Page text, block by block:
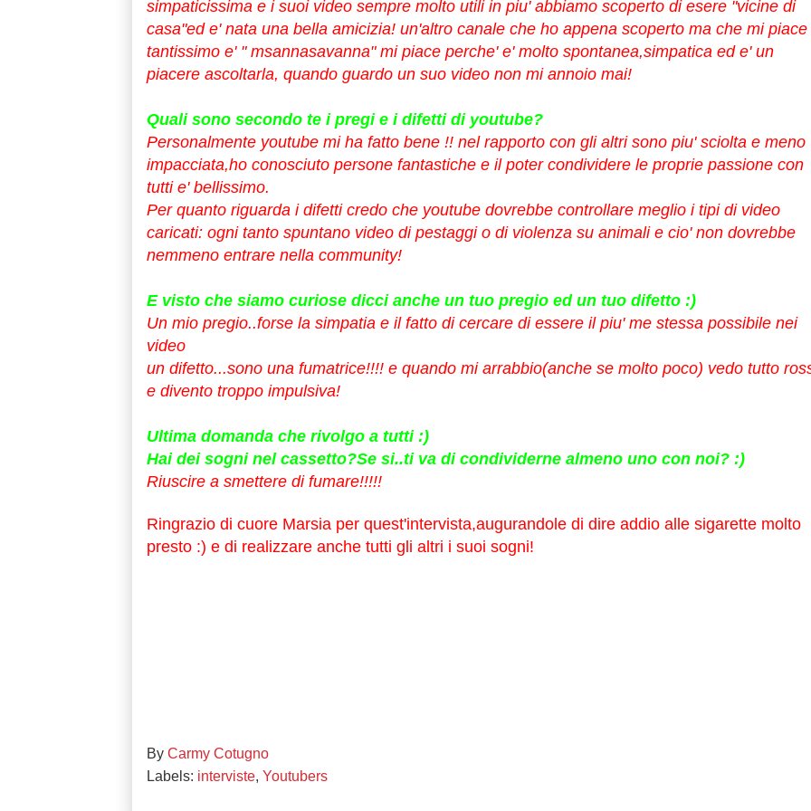
simpaticissima e i suoi video sempre molto utili in piu' abbiamo scoperto di esere "vicine di
casa"ed e' nata una bella amicizia! un'altro canale che ho appena scoperto ma che mi piace
tantissimo e' " msannasavanna" mi piace perche' e' molto spontanea,simpatica ed e' un
piacere ascoltarla, quando guardo un suo video non mi annoio mai!
Quali sono secondo te i pregi e i difetti di youtube?
Personalmente youtube mi ha fatto bene !! nel rapporto con gli altri sono piu' sciolta e meno
impacciata,ho conosciuto persone fantastiche e il poter condividere le proprie passione con
tutti e' bellissimo.
Per quanto riguarda i difetti credo che youtube dovrebbe controllare meglio i tipi di video
caricati: ogni tanto spuntano video di pestaggi o di violenza su animali e cio' non dovrebbe
nemmeno entrare nella community!
E visto che siamo curiose dicci anche un tuo pregio ed un tuo difetto :)
Un mio pregio..forse la simpatia e il fatto di cercare di essere il piu' me stessa possibile nei
video
un difetto...sono una fumatrice!!!! e quando mi arrabbio(anche se molto poco) vedo tutto
e divento troppo impulsiva!
Ultima domanda che rivolgo a tutti :)
Hai dei sogni nel cassetto?Se si..ti va di condividerne almeno uno con noi? :)
Riuscire a smettere di fumare!!!!!
Ringrazio di cuore Marsia per quest'intervista,augurandole di dire addio alle sigarette molto
presto :) e di realizzare anche tutti gli altri i suoi sogni!
By Carmy Cotugno
Labels: interviste, Youtubers